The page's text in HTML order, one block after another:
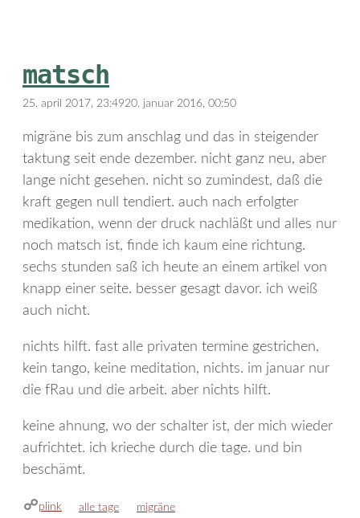
matsch
25. april 2017, 23:4920. januar 2016, 00:50
migräne bis zum anschlag und das in steigender
taktung seit ende dezember. nicht ganz neu, aber
lange nicht gesehen. nicht so zumindest, daß die
kraft gegen null tendiert. auch nach erfolgter
medikation, wenn der druck nachläßt und alles nur
noch matsch ist, finde ich kaum eine richtung.
sechs stunden saß ich heute an einem artikel von
knapp einer seite. besser gesagt davor. ich weiß
auch nicht.
nichts hilft. fast alle privaten termine gestrichen,
kein tango, keine meditation, nichts. im januar nur
die fRau und die arbeit. aber nichts hilft.
keine ahnung, wo der schalter ist, der mich wieder
aufrichtet. ich krieche durch die tage. und bin
beschämt.
plink kategorien
alle tage schlagwörter
migräne